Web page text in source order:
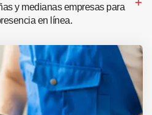
y medianas empresas para
en línea.